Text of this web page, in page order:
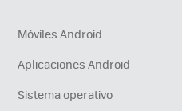
Móviles Android
Aplicaciones Android
Sistema operativo